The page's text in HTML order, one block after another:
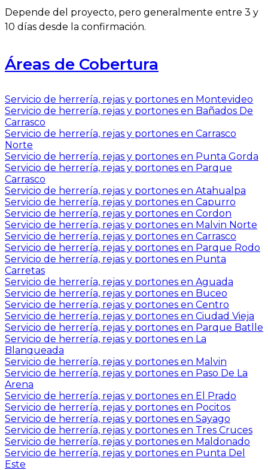
Depende del proyecto, pero generalmente entre 3 y
10 días desde la confirmación.
Áreas de Cobertura
Servicio de herrería, rejas y portones en Montevideo
Servicio de herrería, rejas y portones en Bañados De
Carrasco
Servicio de herrería, rejas y portones en Carrasco
Norte
Servicio de herrería, rejas y portones en Punta Gorda
Servicio de herrería, rejas y portones en Parque
Carrasco
Servicio de herrería, rejas y portones en Atahualpa
Servicio de herrería, rejas y portones en Capurro
Servicio de herrería, rejas y portones en Cordon
Servicio de herrería, rejas y portones en Malvin Norte
Servicio de herrería, rejas y portones en Carrasco
Servicio de herrería, rejas y portones en Parque Rodo
Servicio de herrería, rejas y portones en Punta
Carretas
Servicio de herrería, rejas y portones en Aguada
Servicio de herrería, rejas y portones en Buceo
Servicio de herrería, rejas y portones en Centro
Servicio de herrería, rejas y portones en Ciudad Vieja
Servicio de herrería, rejas y portones en Parque Batlle
Servicio de herrería, rejas y portones en La
Blanqueada
Servicio de herrería, rejas y portones en Malvin
Servicio de herrería, rejas y portones en Paso De La
Arena
Servicio de herrería, rejas y portones en El Prado
Servicio de herrería, rejas y portones en Pocitos
Servicio de herrería, rejas y portones en Sayago
Servicio de herrería, rejas y portones en Tres Cruces
Servicio de herrería, rejas y portones en Maldonado
Servicio de herrería, rejas y portones en Punta Del
Este